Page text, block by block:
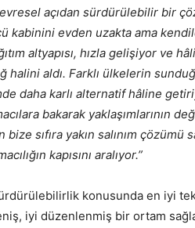
açıdan sürdürülebilir bir
kabinini evden uzakta ama
altyapısı, hızla gelişiyor ve
halini aldı. Farklı ülkelerin
daha karlı alternatif hâline
bakarak yaklaşımlarının
sıfıra yakın salınım çözümü
kapısını aralıyor.”
konusunda en iyi
iyi düzenlenmiş bir ortam